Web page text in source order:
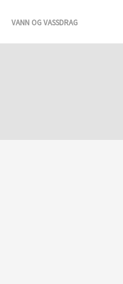
VANN OG VASSDRAG